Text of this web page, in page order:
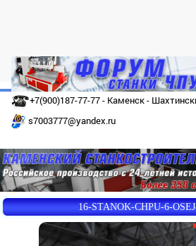
+7(900)187-77-77 - Каменск -
s7003777@yandex.ru
16-STANOK-CHPU-6-